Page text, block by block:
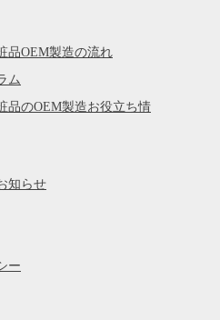
品OEM製造の流れ
ム
品のOEM製造お役立ち情
知らせ
ー